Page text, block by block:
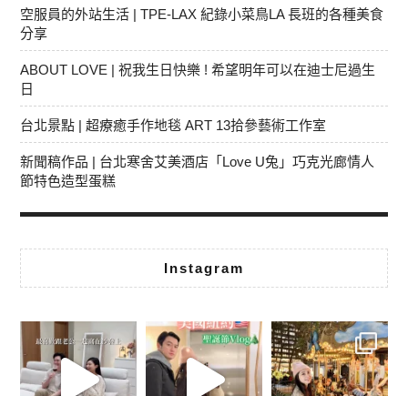
空服員的外站生活 | TPE-LAX 紀錄小菜鳥LA 長班的各種美食
分享
ABOUT LOVE | 祝我生日快樂 ! 希望明年可以在迪士尼過生
日
台北景點 | 超療癒手作地毯 ART 13拾參藝術工作室
新聞稿作品 | 台北寒舍艾美酒店「Love U兔」巧克光廊情人
節特色造型蛋糕
Instagram